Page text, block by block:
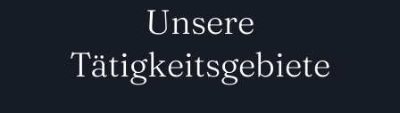
Unsere
Tätigkeitsgebiete